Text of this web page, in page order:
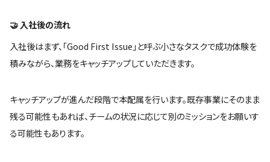
🤝 入社後の流れ
入社後はまず、「Good First Issue」と呼ぶ小さなタスクで成功体験を
積みながら、業務をキャッチアップしていただきます。
キャッチアップが進んだ段階で本配属を行います。既存事業にそのまま
残る可能性もあれば、チームの状況に応じて別のミッションをお願いす
る可能性もあります。